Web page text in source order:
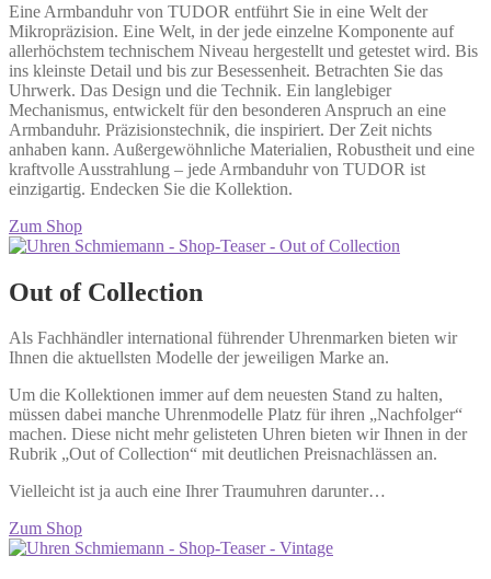
Eine Armbanduhr von TUDOR entführt Sie in eine Welt der
Mikropräzision. Eine Welt, in der jede einzelne Komponente auf
allerhöchstem technischem Niveau hergestellt und getestet wird. Bis
ins kleinste Detail und bis zur Besessenheit. Betrachten Sie das
Uhrwerk. Das Design und die Technik. Ein langlebiger
Mechanismus, entwickelt für den besonderen Anspruch an eine
Armbanduhr. Präzisionstechnik, die inspiriert. Der Zeit nichts
anhaben kann. Außergewöhnliche Materialien, Robustheit und eine
kraftvolle Ausstrahlung – jede Armbanduhr von TUDOR ist
einzigartig. Endecken Sie die Kollektion.
Zum Shop
Out of Collection
Als Fachhändler international führender Uhrenmarken bieten wir
Ihnen die aktuellsten Modelle der jeweiligen Marke an.
Um die Kollektionen immer auf dem neuesten Stand zu halten,
müssen dabei manche Uhrenmodelle Platz für ihren „Nachfolger“
machen. Diese nicht mehr gelisteten Uhren bieten wir Ihnen in der
Rubrik „Out of Collection“ mit deutlichen Preisnachlässen an.
Vielleicht ist ja auch eine Ihrer Traumuhren darunter…
Zum Shop